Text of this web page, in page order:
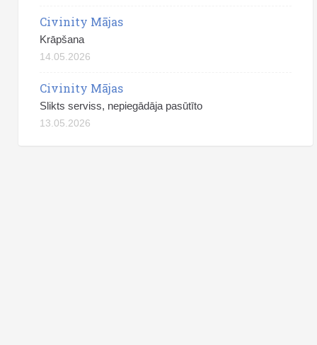
Civinity Mājas
Krāpšana
14.05.2026
Civinity Mājas
Slikts serviss, nepiegādāja pasūtīto
13.05.2026